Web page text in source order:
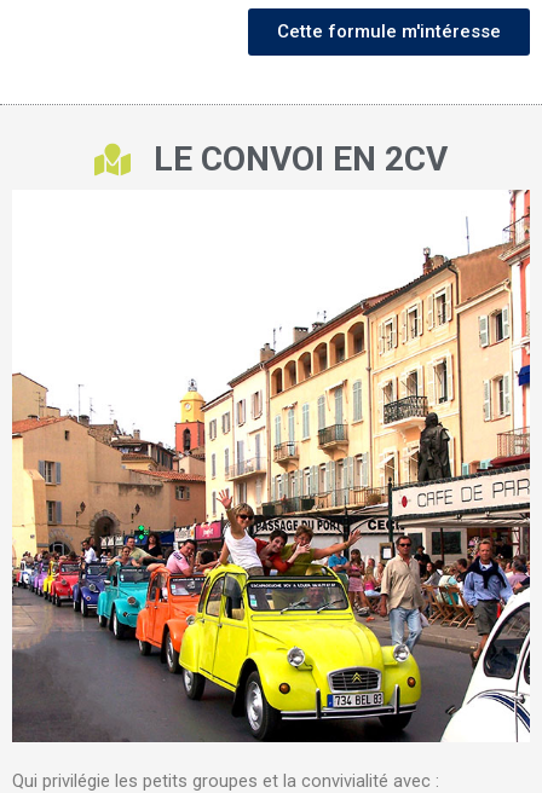
Cette formule m'intéresse
LE CONVOI EN 2CV
Qui privilégie les petits groupes et la convivialité avec :